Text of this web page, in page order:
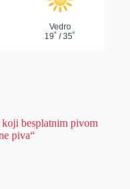
koji besplatnim pivom
piva“